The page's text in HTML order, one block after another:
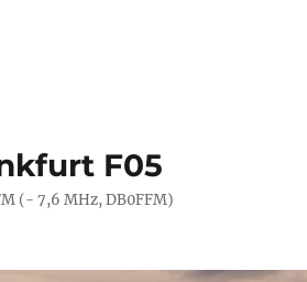
F05
(- 7,6 MHz, DB0FFM)